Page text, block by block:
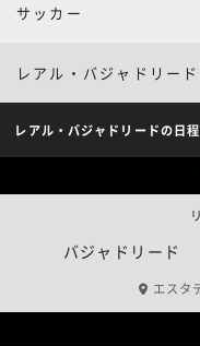
サッカー
レアル・バジャドリード
レアル・バジャドリードの日程
バジャドリード
エスタ